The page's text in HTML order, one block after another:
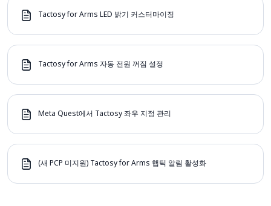
Tactosy for Arms LED 밝기 커스터마이징
Tactosy for Arms 자동 전원 꺼짐 설정
Meta Quest에서 Tactosy 좌우 지정 관리
(새 PCP 미지원) Tactosy for Arms 햅틱 알림 활성화